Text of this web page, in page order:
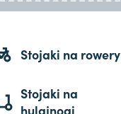
Stojaki na rowery
Stojaki na
hulajnogi